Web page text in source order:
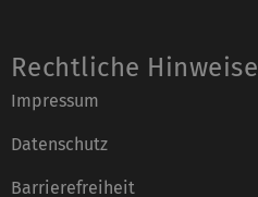
Rechtliche Hinweise
Impressum
Datenschutz
Barrierefreiheit